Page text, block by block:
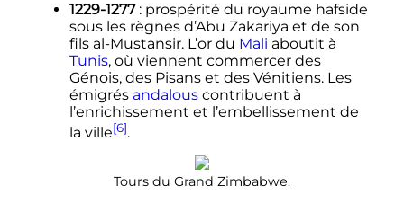
1229-1277 : prospérité du royaume hafside
sous les règnes d’Abu Zakariya et de son
fils al-Mustansir. L’or du Mali aboutit à
Tunis, où viennent commercer des
Génois, des Pisans et des Vénitiens. Les
émigrés andalouscontribuent à
l’enrichissement et l’embellissement de
la ville[6].
Tours du Grand Zimbabwe.